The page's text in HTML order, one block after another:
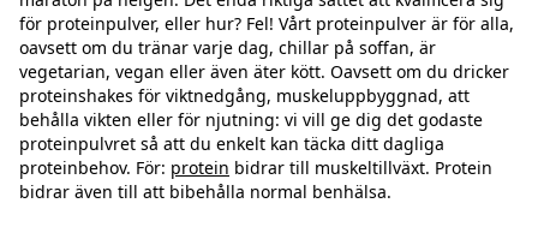
för proteinpulver, eller hur? Fel! Vårt proteinpulver är för alla,
oavsett om du tränar varje dag, chillar på soffan, är
vegetarian, vegan eller även äter kött. Oavsett om du dricker
proteinshakes för viktnedgång, muskeluppbyggnad, att
behålla vikten eller för njutning: vi vill ge dig det godaste
proteinpulvret så att du enkelt kan täcka ditt dagliga
proteinbehov. För: protein bidrar till muskeltillväxt. Protein
bidrar även till att bibehålla normal benhälsa.